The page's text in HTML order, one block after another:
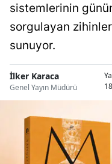
sistemlerinin
sorgulayan
sunuyor.
İlker Karaca
Genel Yayın Müdürü